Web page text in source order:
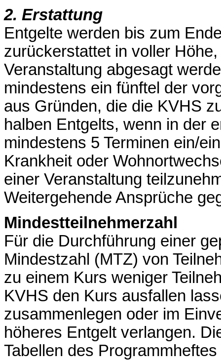
2. Erstattung
Entgelte werden bis zum
zurückerstattet in voller
Veranstaltung abgesagt
mindestens ein fünftel der
aus Gründen, die die KVHS
halben Entgelts, wenn in der
mindestens 5 Terminen ein/
Krankheit oder
einer Veranstaltung
Weitergehende Ansprüche
Mindestteilnehmerzahl
Für die Durchführung einer
Mindestzahl (MTZ) von
zu einem Kurs weniger
KVHS den Kurs ausfallen
zusammenlegen oder im
höheres Entgelt verlangen.
Tabellen des